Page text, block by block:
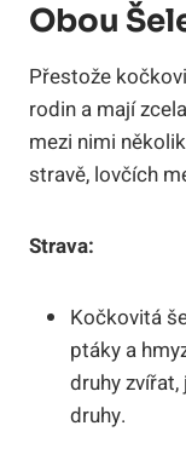
Obou
Přestože
rodin a mají
mezi nimi
stravě, lovčích
Strava:
Kočkovitá
ptáky a
druhy
druhy.